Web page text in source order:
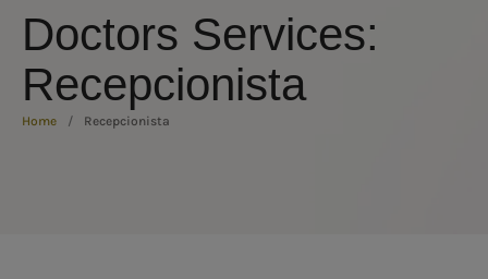
Doctors Services:
Recepcionista
Home / Recepcionista